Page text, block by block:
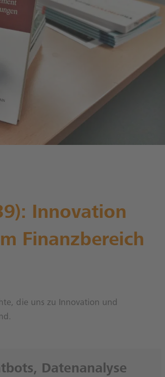
Innovation
Finanzbereich
die uns zu Innovation und
Datenanalyse